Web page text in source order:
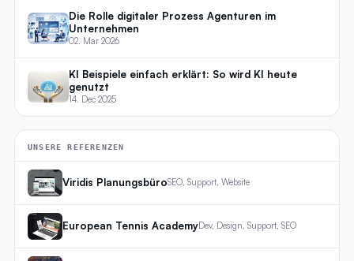
Die Rolle digitaler Prozess Agenturen im
Unternehmen
02. Mar 2026
KI Beispiele einfach erklärt: So wird KI heute
genutzt
14. Dec 2025
UNSERE REFERENZEN
Viridis PlanungsbüroSEO, Support, Website
European Tennis AcademyDev, Design, Support, SEO